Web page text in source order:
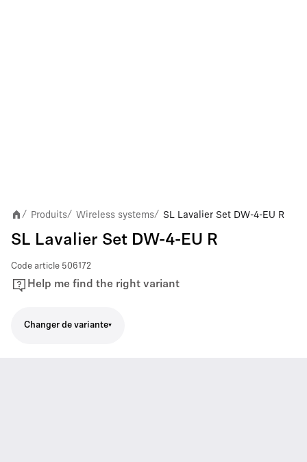
/ Produits/ Wireless systems/ SL Lavalier Set DW-4-EU R
SL Lavalier Set DW-4-EU R
Code article 506172
Help me find the right variant
Changer de variante